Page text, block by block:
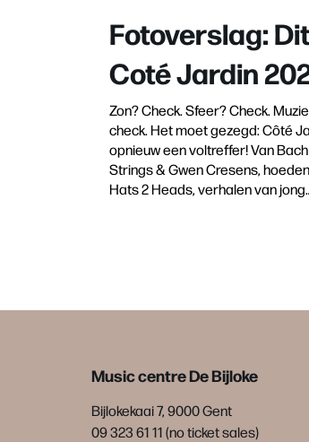
Fotoverslag:
Coté Jardin
Zon? Check. Sfeer? Check.
check. Het moet gezegd: Côté
opnieuw een voltreffer! Van
Strings & Gwen Cresens,
Hats 2 Heads, verhalen van
Music centre De Bijloke
Bijlokekaai 7, 9000 Gent
09 323 61 11 (no ticket sales)